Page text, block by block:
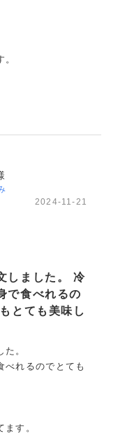
2024-11-21
しました。 冷
で食べれるの
とても美味し
。
べれるのでとても
す。